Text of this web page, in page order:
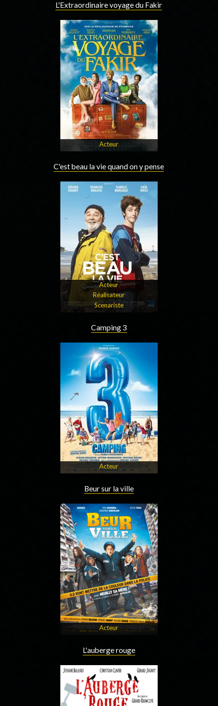
L'Extraordinaire voyage du Fakir
Acteur
C'est beau la vie quand on y pense
Acteur
Réalisateur
Scenariste
Camping 3
Acteur
Beur sur la ville
Acteur
L'auberge rouge